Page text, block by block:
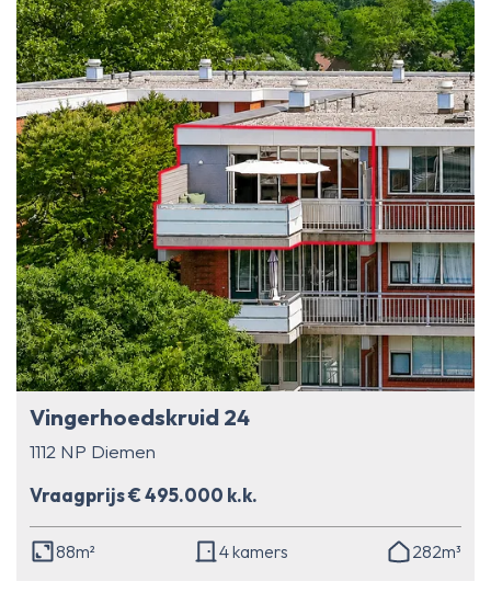
Vingerhoedskruid 24
1112 NP Diemen
Vraagprijs € 495.000 k.k.
88m² 4 kamers 282m³